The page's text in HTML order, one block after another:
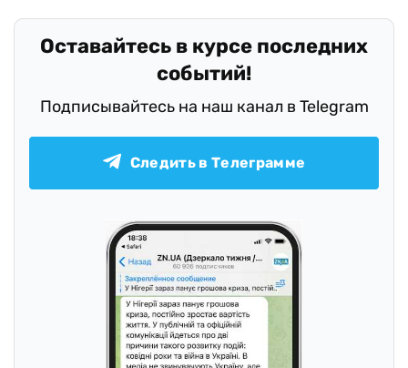
Оставайтесь в курсе последних
событий!
Подписывайтесь на наш канал в Telegram
Следить в Телеграмме